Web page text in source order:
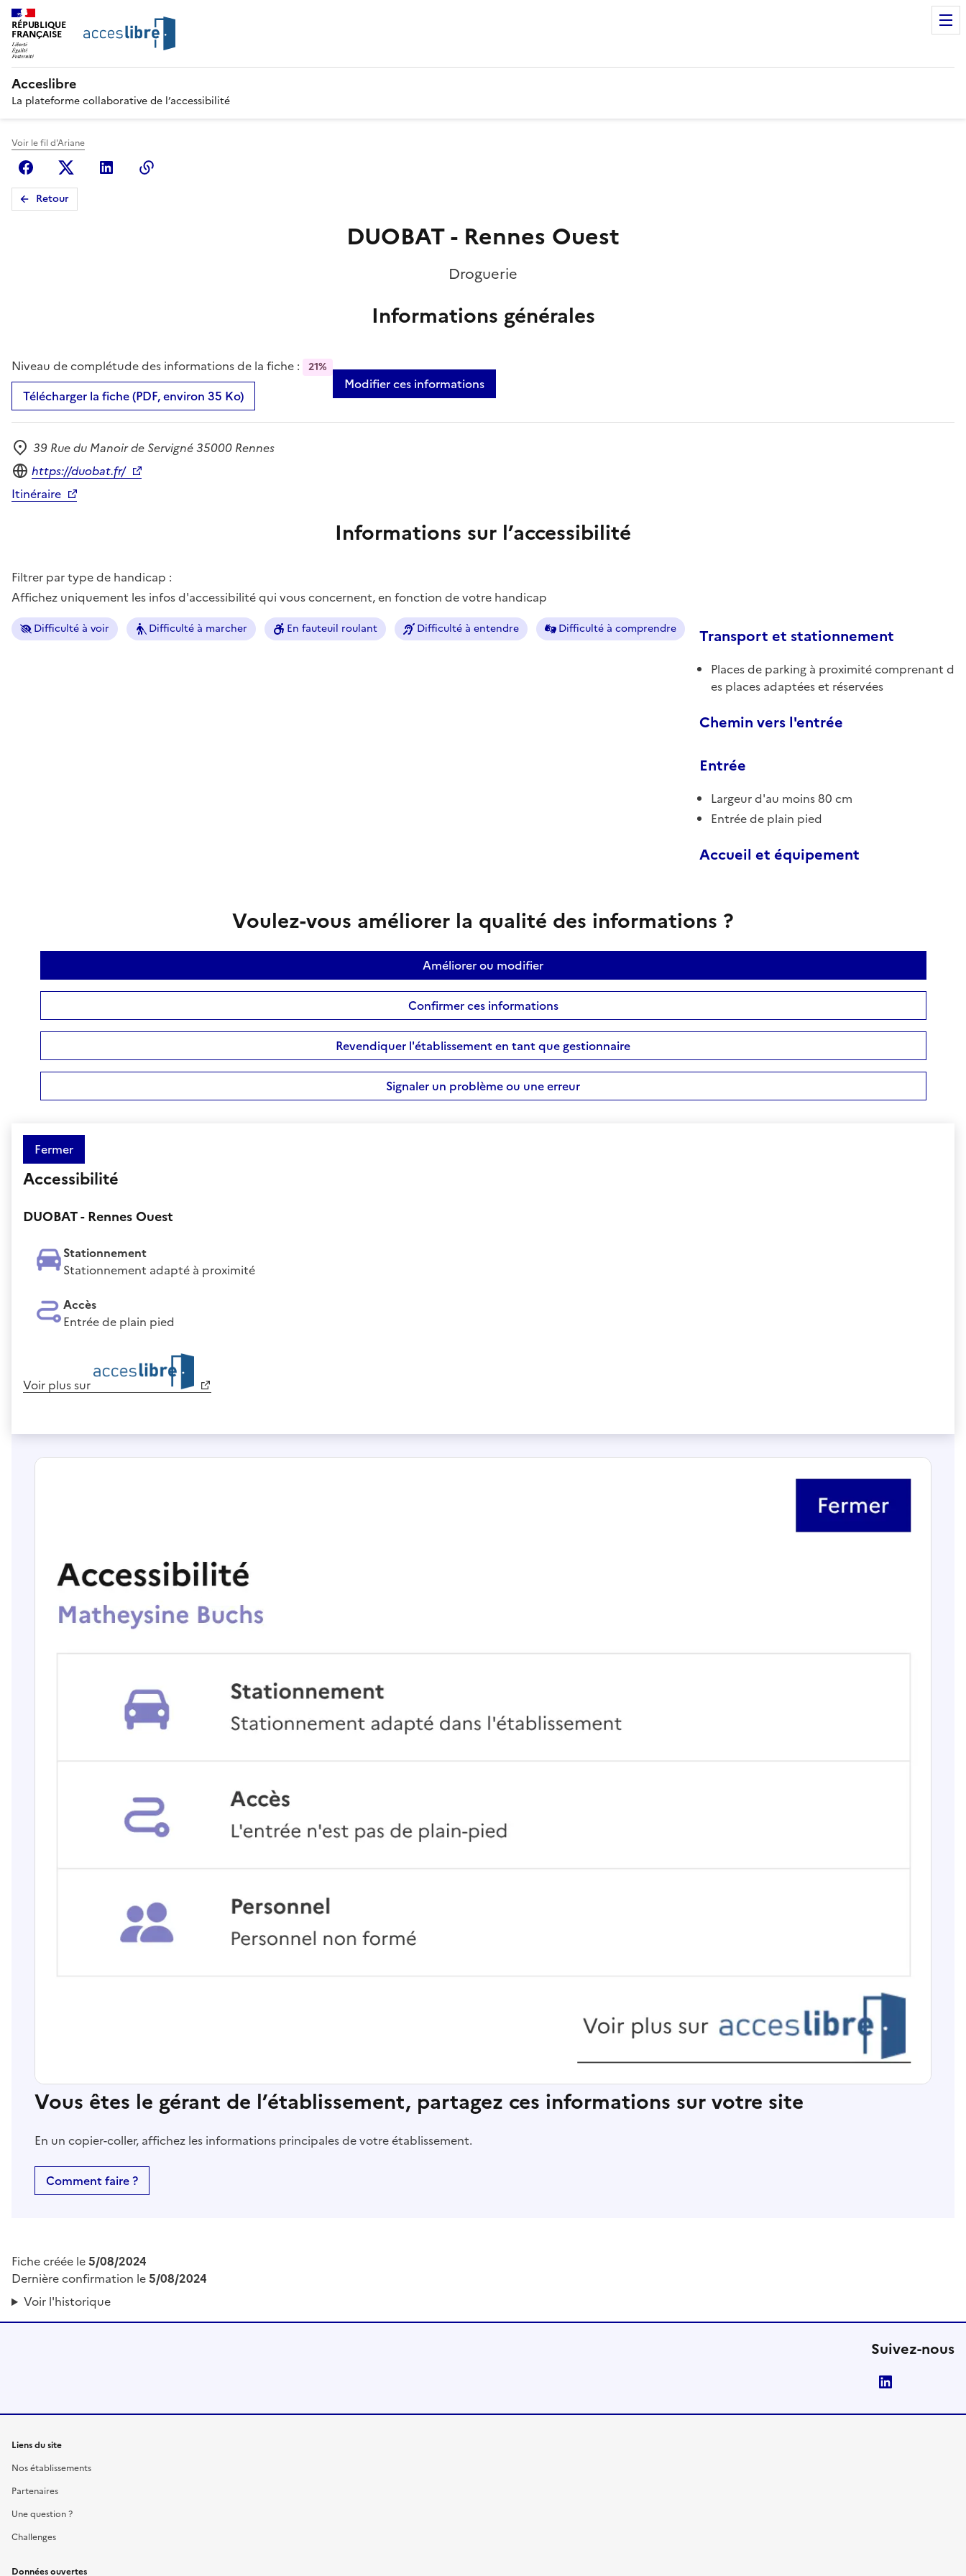
RÉPUBLIQUE
FRANÇAISE
Acceslibre
La plateforme collaborative de l’accessibilité
Voir le fil d'Ariane
FacebookX (anciennement Twitter)
Linkedin
Retour
DUOBAT - Rennes Ouest
Droguerie
Informations générales
Niveau de complétude des informations de la fiche : 21%
Télécharger la fiche (PDF, environ 35 Ko)
Modifier ces informations
Adresse
39 Rue du Manoir de Servigné 35000 Rennes
Site internet
https://duobat.fr/
Itinéraire
Informations sur l’accessibilité
Filtrer par type de handicap :
Affichez uniquement les infos d'accessibilité qui vous concernent, en fonction de votre handicap
Difficulté à voir Difficulté à marcher En fauteuil roulant Difficulté à entendre Difficulté à comprendre Transport et stationnement
Places de parking à proximité comprenant d
es places adaptées et réservées
Chemin vers l'entrée
Entrée
Largeur d'au moins 80 cm
Entrée de plain pied
Accueil et équipement
Voulez-vous améliorer la qualité des informations ?
Améliorer ou modifier
Confirmer ces informations
Revendiquer l'établissement en tant que gestionnaire
Signaler un problème ou une erreur
Fermer
Accessibilité
DUOBAT - Rennes Ouest
Stationnement
Stationnement adapté à proximité
Accès
Entrée de plain pied
Voir plus sur
Vous êtes le gérant de l’établissement, partagez ces informations sur votre site
En un copier-coller, affichez les informations principales de votre établissement.
Comment faire ?
Fiche créée le5/08/2024
Dernière confirmation le5/08/2024
Voir l'historique
Suivez-nous
Liens du site
Nos établissements
Partenaires
Une question ?
Challenges
Données ouvertes